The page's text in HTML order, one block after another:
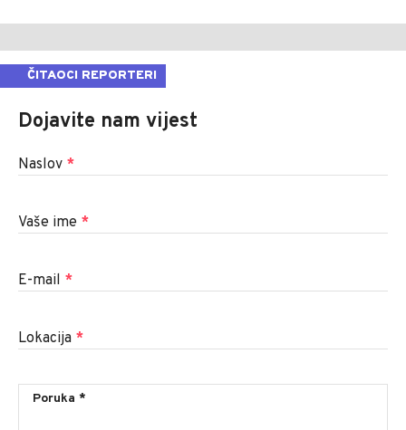
ČITAOCI REPORTERI
Dojavite nam vijest
Naslov *
Vaše ime *
E-mail *
Lokacija *